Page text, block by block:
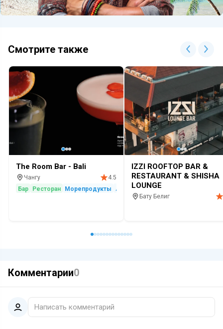
Смотрите также
The Room Bar - Bali
Чангу
4.5
Бар
Ресторан Морепродукты Алкоголь Ночная жизнь
IZZI ROOFTOP BAR &
RESTAURANT & SHISHA
LOUNGE
Бату Белиг
Комментарии0
Написать комментарий